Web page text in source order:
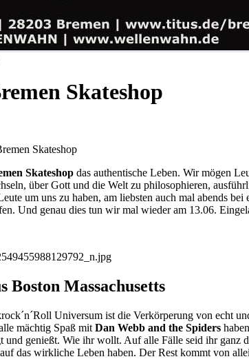
Skateshop
Skateshop
Skateshop das authentische Leben. Wir mögen
über Gott und die Welt zu philosophieren,
um uns zu haben, am liebsten auch mal abends
Und genau dies tun wir mal wieder am 13.06.
Boston Massachusetts
Universum ist die Verkörperung von echt
mächtig Spaß mit Dan Webb and the Spiders
und genießt. Wie ihr wollt. Auf alle Fälle seid ihr
das wirkliche Leben haben. Der Rest kommt von